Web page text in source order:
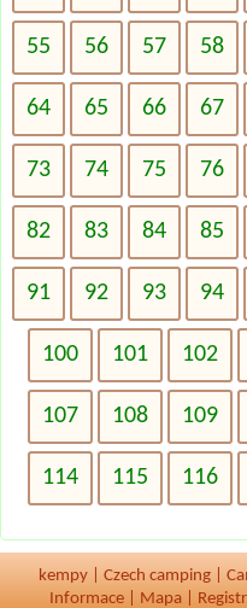
55 56 57 58
64 65 66 67
73 74 75 76
82 83 84 85
91 92 93 94
100 101 102
107 108 109
114 115 116
kempy Czech camping
Informace
Mapa